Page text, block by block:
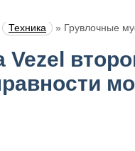
Техника » Грувлочные
Vezel